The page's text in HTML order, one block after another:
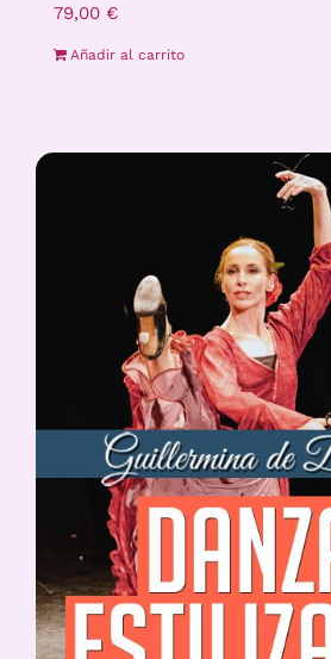
79,00 €
Añadir al carrito